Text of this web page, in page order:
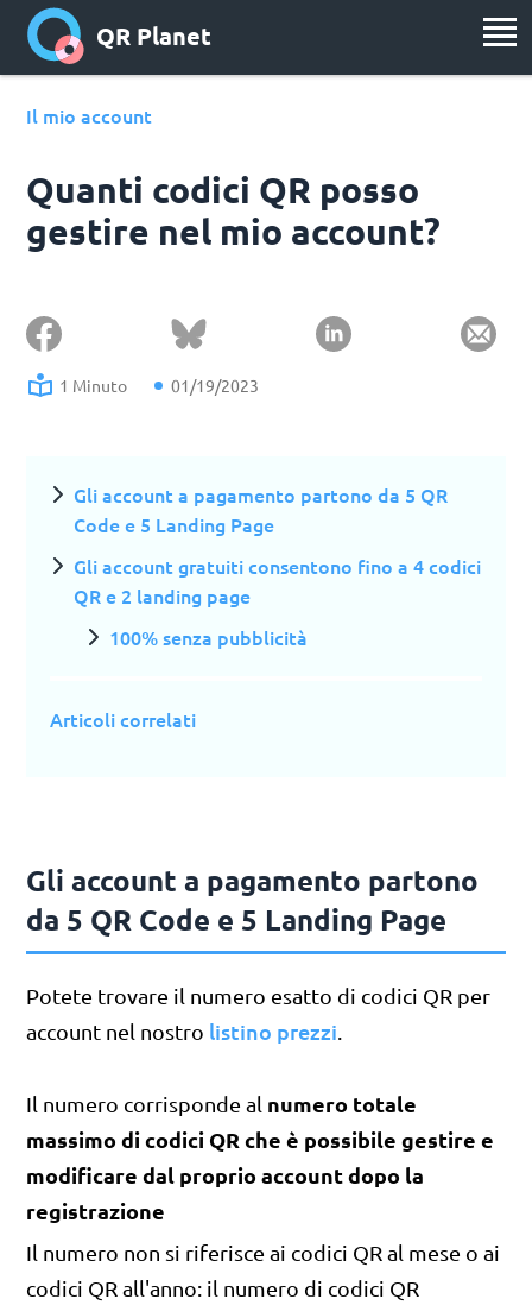
QR Planet
Il mio account
Quanti codici QR posso
gestire nel mio account?
1 Minuto 01/19/2023
Gli account a pagamento partono da 5 QR
Code e 5 Landing Page
Gli account gratuiti consentono fino a 4 codici
QR e 2 landing page
100% senza pubblicità
Articoli correlati
Gli account a pagamento partono
da 5 QR Code e 5 Landing Page
Potete trovare il numero esatto di codici QR per
account nel nostro listino prezzi
Il numero corrisponde al numero totale
massimo di codici QR che è possibile gestire e
modificare dal proprio account dopo la
registrazione
Il numero non si riferisce ai codici QR al mese o ai
codici QR all'anno: il numero di codici QR